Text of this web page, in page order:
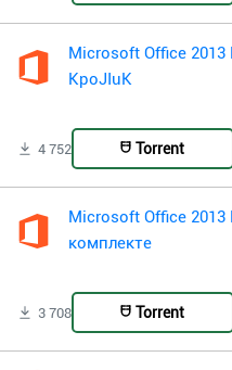
Microsoft Office 2013
KpoJIuK
4 752 Torrent
Microsoft Office 2013
комплекте
3 708 Torrent